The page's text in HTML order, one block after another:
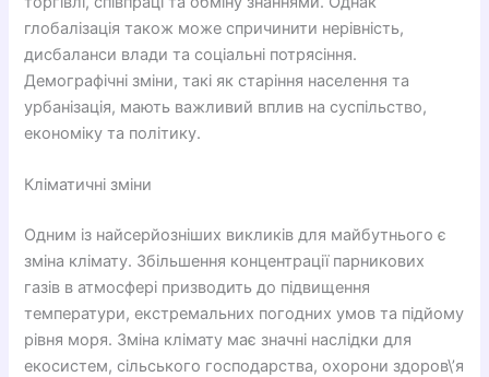
глобалізація також може спричинити нерівність,
дисбаланси влади та соціальні потрясіння.
Демографічні зміни, такі як старіння населення та
урбанізація, мають важливий вплив на суспільство,
економіку та політику.
Кліматичні зміни
Одним із найсерйозніших викликів для майбутнього є
зміна клімату. Збільшення концентрації парникових
газів в атмосфері призводить до підвищення
температури, екстремальних погодних умов та підйому
рівня моря. Зміна клімату має значні наслідки для
екосистем, сільського господарства, охорони здоров\’я